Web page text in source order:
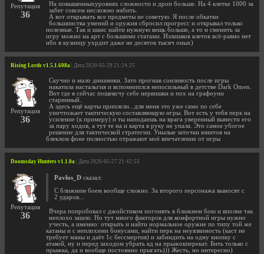
Репутация
36
На повышенныхуровнях сложности и дроп больше. На 4 клетке 1000 за
забег совсем несложно набить.
А вот открывать все предметы не советую. Я после обкатки
большинства умений и оружия сбросил прогресс и открывал только
полезные. Так и шанс найти нужную вещь больше, а то и сменить за
игру можно на арт с большими статами. Излишков клеток всё-равно нет
ибо в кузницу ухрдит даже не десяток тысяч оных)
Rising Lords v1.5.1.608a | Дата 2020-05-29 21:24:25
Репутация
36
Cкучно и мало динамики. Зато прогнав сонливость после игры
накатила настальгия и вспомниплся непосильный в детстве Dark Omen.
Вот где я сейчас пощекочу себе нервишки и пох на графоуни
старинный.
А здесь ещё карты приплели...для меня это уже само по себе
уничтожает тактическую составляющую игры. Вот есть у тебя перк на
усиление (к примеру) и ты наподаешь на врага уверенный вынести его
за пару ходов, а тут те на и карта в руку не упала. Это самое убогое
решение для тактической стратегии. Унылые заточки юнитов на
блеклом фоне полностью отражают моё впечатление от игры
Doomsday Hunters v1.1.0a | Дата 2020-05-27 21:42:53
Репутация
36
Pavlos_D сказал:
С ближним боем вообще сложно. За второго персонажа выносят с
2 ударов...
Вчера попробовал с джойстиком погонять в ближнем бою и вполне так
неплохо зашло. Но тут много факторов для комфортной игры нужно
учесть, а именно: открыть и найти нормальное оружие по типу той же
катаны и с неплохими бонусами, найти перк на неуязвимость (каст не
требует маны и даёт 1с бессмертия) и забиндить на одну кнопку с
атакой, ну и перед заходом убрать кд на прыжокперекат. Бить только с
прыжка, да и вообще постоянно прыгать))) Жесть, но интересно)